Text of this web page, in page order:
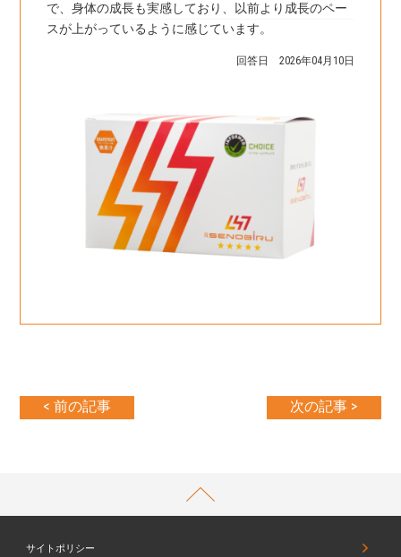
で、身体の成長も実感しており、以前より成長のペー
スが上がっているように感じています。
回答日 2026年04月10日
< 前の記事 次の記事 >
サイトポリシー